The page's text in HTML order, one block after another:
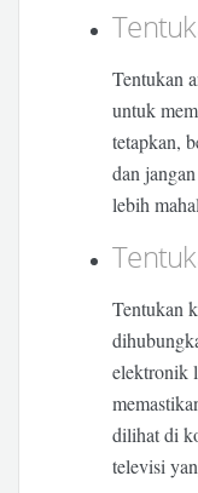
Tentukan
untuk
tetapkan,
dan
lebih
Tentukan
elektronik
dilihat di
televisi